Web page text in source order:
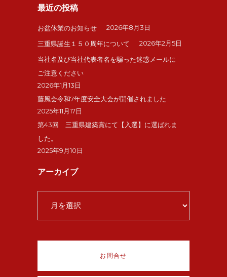
最近の投稿
お盆休業のお知らせ
2026年8月3日
三重県誕生１５０周年について
2026年2月5日
当社名及び当社代表者名を騙った迷惑メールに
ご注意ください
2026年1月13日
藤風会令和7年度安全大会が開催されました
2025年11月17日
第43回 三重県建築賞にて【入選】に選ばれま
した。
2025年9月10日
アーカイブ
ア
カ
お問合せ